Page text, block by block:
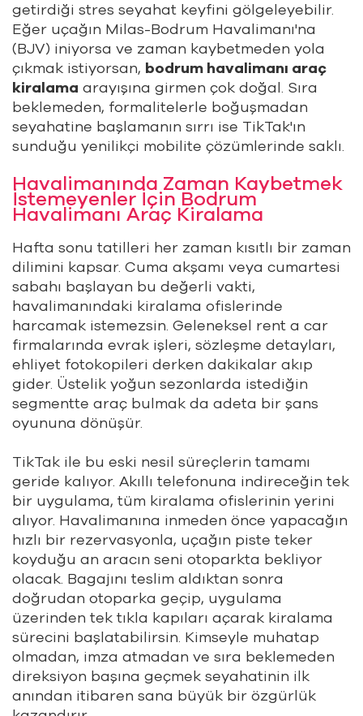
getirdiği stres seyahat keyfini gölgeleyebilir.
Eğer uçağın Milas-Bodrum Havalimanı'na
(BJV) iniyorsa ve zaman kaybetmeden yola
çıkmak istiyorsan, bodrum havalimanı araç
kiralama arayışına girmen çok doğal. Sıra
beklemeden, formalitelerle boğuşmadan
seyahatine başlamanın sırrı ise TikTak'ın
sunduğu yenilikçi mobilite çözümlerinde saklı.
Havalimanında Zaman Kaybetmek
İstemeyenler İçin Bodrum
Havalimanı Araç Kiralama
Hafta sonu tatilleri her zaman kısıtlı bir zaman
dilimini kapsar. Cuma akşamı veya cumartesi
sabahı başlayan bu değerli vakti,
havalimanındaki kiralama ofislerinde
harcamak istemezsin. Geleneksel rent a car
firmalarında evrak işleri, sözleşme detayları,
ehliyet fotokopileri derken dakikalar akıp
gider. Üstelik yoğun sezonlarda istediğin
segmentte araç bulmak da adeta bir şans
oyununa dönüşür.
TikTak ile bu eski nesil süreçlerin tamamı
geride kalıyor. Akıllı telefonuna indireceğin tek
bir uygulama, tüm kiralama ofislerinin yerini
alıyor. Havalimanına inmeden önce yapacağın
hızlı bir rezervasyonla, uçağın piste teker
koyduğu an aracın seni otoparkta bekliyor
olacak. Bagajını teslim aldıktan sonra
doğrudan otoparka geçip, uygulama
üzerinden tek tıkla kapıları açarak kiralama
sürecini başlatabilirsin. Kimseyle muhatap
olmadan, imza atmadan ve sıra beklemeden
direksiyon başına geçmek seyahatinin ilk
anından itibaren sana büyük bir özgürlük